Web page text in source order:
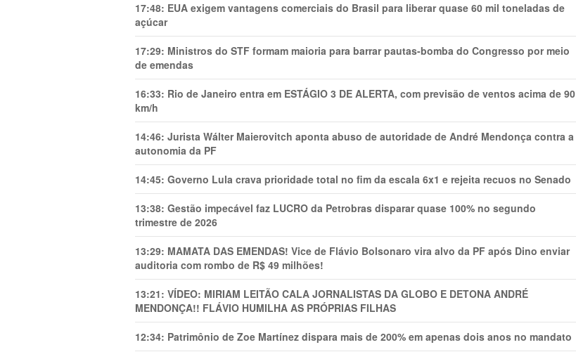
17:48: EUA exigem vantagens comerciais do Brasil para liberar quase 60 mil toneladas de
açúcar
17:29: Ministros do STF formam maioria para barrar pautas-bomba do Congresso por meio
de emendas
16:33: Rio de Janeiro entra em ESTÁGIO 3 DE ALERTA, com previsão de ventos acima de 90
km/h
14:46: Jurista Wálter Maierovitch aponta abuso de autoridade de André Mendonça contra a
autonomia da PF
14:45: Governo Lula crava prioridade total no fim da escala 6x1 e rejeita recuos no Senado
13:38: Gestão impecável faz LUCRO da Petrobras disparar quase 100% no segundo
trimestre de 2026
13:29: MAMATA DAS EMENDAS! Vice de Flávio Bolsonaro vira alvo da PF após Dino enviar
auditoria com rombo de R$ 49 milhões!
13:21: VÍDEO: MIRIAM LEITÃO CALA JORNALISTAS DA GLOBO E DETONA ANDRÉ
MENDONÇA!! FLÁVIO HUMILHA AS PRÓPRIAS FILHAS
12:34: Patrimônio de Zoe Martínez dispara mais de 200% em apenas dois anos no mandato